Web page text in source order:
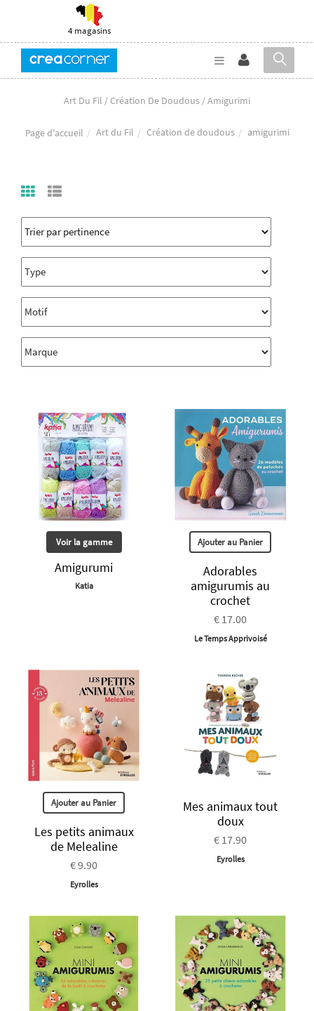
4 magasins
Art Du Fil / Création De Doudous / Amigurimi
Page d'accueil Art du Fil Création de doudous amigurimi
Voir la gamme
Amigurumi
Katia
Ajouter au Panier
Adorables
amigurumis au
crochet
€ 17.00
Le Temps Apprivoisé
Ajouter au Panier
Les petits animaux
de Melealine
€ 9.90
Eyrolles
Mes animaux tout
doux
€ 17.90
Eyrolles